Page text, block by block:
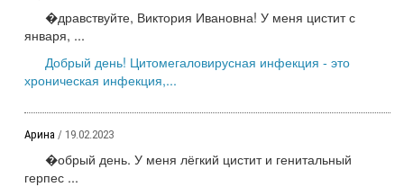
�дравствуйте, Виктория Ивановна! У меня цистит с
января, ...
Добрый день! Цитомегаловирусная инфекция - это
хроническая инфекция,...
Арина / 19.02.2023
�обрый день. У меня лёгкий цистит и генитальный
герпес ...